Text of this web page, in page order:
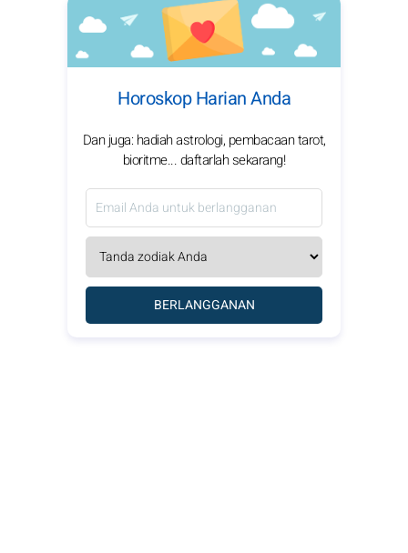
Horoskop Harian Anda
Dan juga: hadiah astrologi, pembacaan tarot,
bioritme... daftarlah sekarang!
BERLANGGANAN